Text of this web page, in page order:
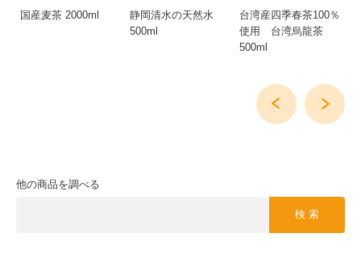
国産麦茶 2000ml
静岡清水の天然水
500ml
台湾産四季春茶100％
使用 台湾烏龍茶
500ml
他の商品を調べる
検 索